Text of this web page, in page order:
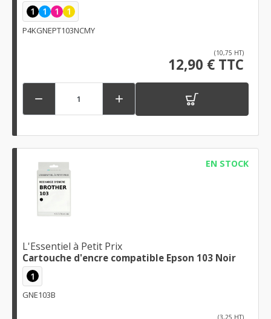
1 1 1 1
P4KGNEPT103NCMY
(10,75 HT)
12,90 € TTC
 
EN STOCK
L'Essentiel à Petit Prix
Cartouche d'encre compatible Epson 103 Noir
1
GNE103B
(3,25 HT)